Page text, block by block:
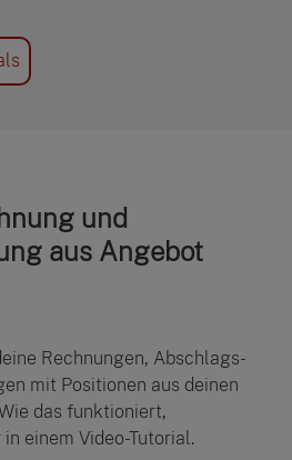
und
aus Angebot
Rechnungen, Abschlags-
mit Positionen aus deinen
das funktioniert,
einem Video-Tutorial.